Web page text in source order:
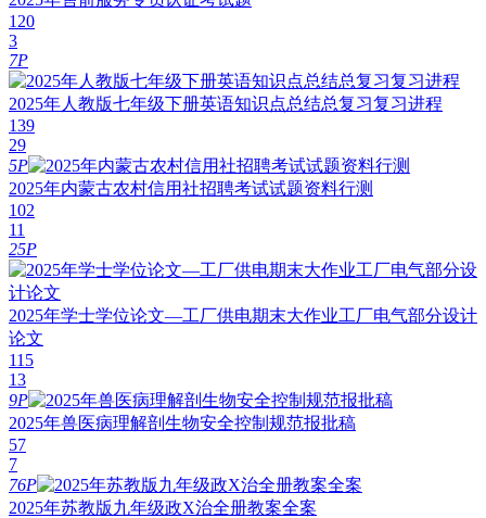
120
3
7P
2025年人教版七年级下册英语知识点总结总复习复习进程
139
29
5P
2025年内蒙古农村信用社招聘考试试题资料行测
102
11
25P
2025年学士学位论文—工厂供电期末大作业工厂电气部分设计
论文
115
13
9P
2025年兽医病理解剖生物安全控制规范报批稿
57
7
76P
2025年苏教版九年级政X治全册教案全案